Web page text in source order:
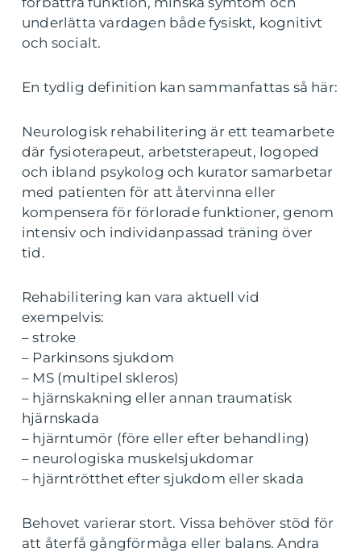
underlätta vardagen både fysiskt, kognitivt
och socialt.
En tydlig definition kan sammanfattas så här:
Neurologisk rehabilitering är ett teamarbete
där fysioterapeut, arbetsterapeut, logoped
och ibland psykolog och kurator samarbetar
med patienten för att återvinna eller
kompensera för förlorade funktioner, genom
intensiv och individanpassad träning över
tid.
Rehabilitering kan vara aktuell vid
exempelvis:
– stroke
– Parkinsons sjukdom
– MS (multipel skleros)
– hjärnskakning eller annan traumatisk
hjärnskada
– hjärntumör (före eller efter behandling)
– neurologiska muskelsjukdomar
– hjärntrötthet efter sjukdom eller skada
Behovet varierar stort. Vissa behöver stöd för
att återfå gångförmåga eller balans. Andra